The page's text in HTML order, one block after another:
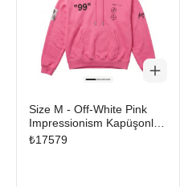
Size M - Off-White Pink
Impressionism Kapüşonlu
Sweatshirt
₺17579